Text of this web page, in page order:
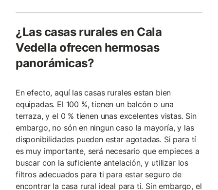
¿Las casas rurales en Cala
Vedella ofrecen hermosas
panorámicas?
En efecto, aquí las casas rurales estan bien
equipadas. El 100 %, tienen un balcón o una
terraza, y el 0 % tienen unas excelentes vistas. Sin
embargo, no són en ningun caso la mayoría, y las
disponibilidades pueden estar agotadas. Si para tí
es muy importante, será necesario que empieces a
buscar con la suficiente antelación, y utilizar los
filtros adecuados para ti para estar seguro de
encontrar la casa rural ideal para ti. Sin embargo, el